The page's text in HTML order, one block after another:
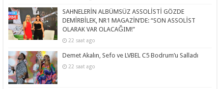
SAHNELERİN ALBÜMSÜZ ASSOLİSTİ GÖZDE
DEMİRBİLEK, NR1 MAGAZİN’DE: “SON ASSOLİST
OLARAK VAR OLACAĞIM!”
22 saat ago
Demet Akalın, Sefo ve LVBEL C5 Bodrum’u Salladı
22 saat ago